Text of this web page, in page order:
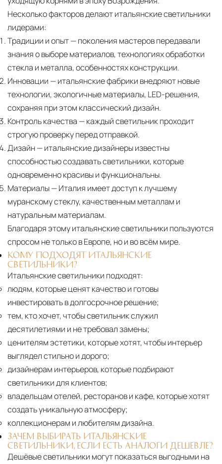
механических повреждений на всех этапах
маршрута.
Страхование грузаВсе международные
поставки застрахованы в соответствии с
международными стандартами. Клиенты могут
выбрать дополнительное страхование для
критичных партий товара.
Несколько факторов делают итальянские светильники
лидерами:
Традиции и опыт— поколения мастеров передавали
знания о выборе материалов, технологиях обработки
стекла и металла, особенностях конструкции.
Инновации — итальянские фабрики внедряют новые
технологии, экологичные материалы, LED-решения,
сохраняя при этом классический дизайн.
Контроль качества — каждый светильник проходит
строгую проверку перед отправкой.
Дизайн— итальянские дизайнеры известны
способностью создавать светильники, которые
одновременно красивы и функциональны.
Материалы— Италия имеет доступ к лучшему
муранскому стеклу, качественным металлам и
натуральным материалам.
Благодаря этому итальянские светильники пользуются
спросом не только в Европе, но и во всём мире.
КОМУ ПОДХОДЯТ ИТАЛЬЯНСКИЕ
СВЕТИЛЬНИКИ?
Итальянские светильники подходят:
людям, которые ценят качество и готовы
инвестировать в долгосрочное решение;
тем, кто хочет, чтобы светильник служил
десятилетиями и не требовал замены;
ценителям эстетики, которые хотят, чтобы интерьер
выглядел стильно и дорого;
дизайнерам интерьеров, которые подбирают
светильники для клиентов;
владельцам отелей, ресторанов и кафе, которые хотят
создать уникальную атмосферу;
коллекционерам и любителям дизайна.
ЗАЧЕМ ВЫБИРАТЬ ИТАЛЬЯНСКИЕ
СВЕТИЛЬНИКИ, ЕСЛИ ЕСТЬ АНАЛОГИ ДЕШЕВЛЕ?
Дешёвые светильники могут показаться выгодными на